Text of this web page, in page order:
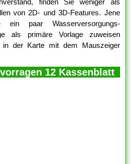
finden Sie weniger als
von 2D- und 3D-Features. Jene
ein paar Wasserversorgungs-
als primäre Vorlage zuweisen
in der Karte mit dem Mauszeiger
12 Kassenblatt